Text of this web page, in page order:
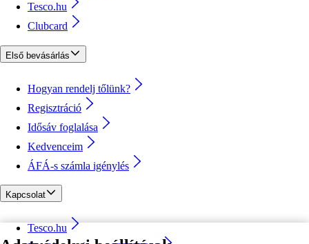
Tesco.hu
Clubcard
Első bevásárlás
Hogyan rendelj tőlünk?
Regisztráció
Idősáv foglalása
Kedvenceim
ÁFÁ-s számla igénylés
Kapcsolat
Tesco.hu